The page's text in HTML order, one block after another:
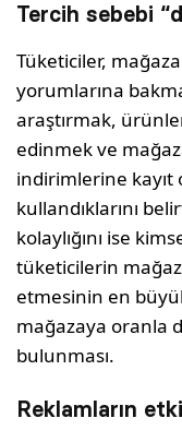
Tercih sebebi
Tüketiciler,
yorumlarına
araştırmak,
edinmek ve
indirimlerine kayıt
kullandıklarını
kolaylığını ise
tüketicilerin
etmesinin en
mağazaya oranla
bulunması.
Reklamların